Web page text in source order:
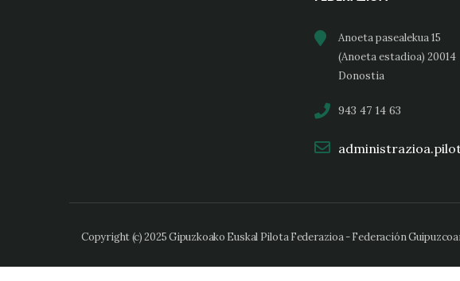
Anoeta pasealekua 15
(Anoeta estadioa) 20014
Donostia
943 47 14 63
Copyright (c) 2025 Gipuzkoako Euskal Pilota Federazioa - Federación